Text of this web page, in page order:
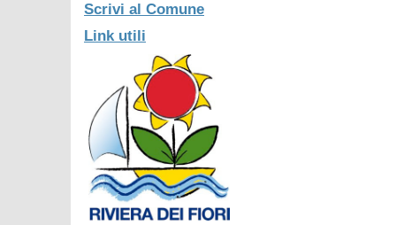
Scrivi al Comune
Link utili